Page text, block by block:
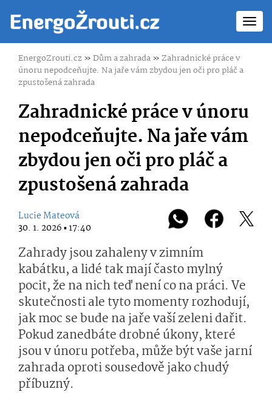
EnergoZrouti.cz»Dům a zahrada»Zahradnické práce v
únoru nepodceňujte. Na jaře vám zbydou jen oči pro pláč a
zpustošená zahrada
Zahradnické práce v únoru
nepodceňujte. Na jaře vám
zbydou jen oči pro pláč a
zpustošená zahrada
Lucie Mateová
30. 1. 2026 ▪ 17:40
Zahrady jsou zahaleny v zimním
kabátku, a lidé tak mají často mylný
pocit, že na nich teď není co na práci. Ve
skutečnosti ale tyto momenty rozhodují,
jak moc se bude na jaře vaší zeleni dařit.
Pokud zanedbáte drobné úkony, které
jsou v únoru potřeba, může být vaše jarní
zahrada oproti sousedově jako chudý
příbuzný.